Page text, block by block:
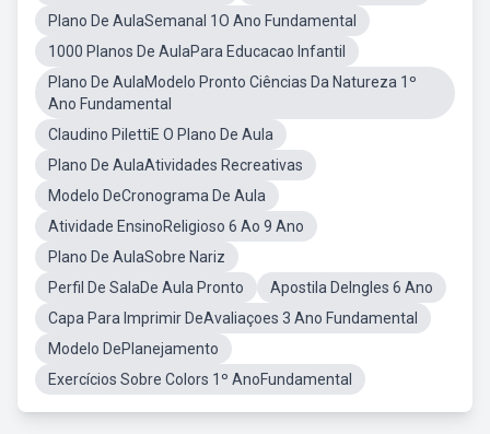
Plano De AulaSemanal 1O Ano Fundamental
1000 Planos De AulaPara Educacao Infantil
Plano De AulaModelo Pronto Ciências Da Natureza 1º
Ano Fundamental
Claudino PilettiE O Plano De Aula
Plano De AulaAtividades Recreativas
Modelo DeCronograma De Aula
Atividade EnsinoReligioso 6 Ao 9 Ano
Plano De AulaSobre Nariz
Perfil De SalaDe Aula Pronto
Apostila DeIngles 6 Ano
Capa Para Imprimir DeAvaliaçoes 3 Ano Fundamental
Modelo DePlanejamento
Exercícios Sobre Colors 1º AnoFundamental